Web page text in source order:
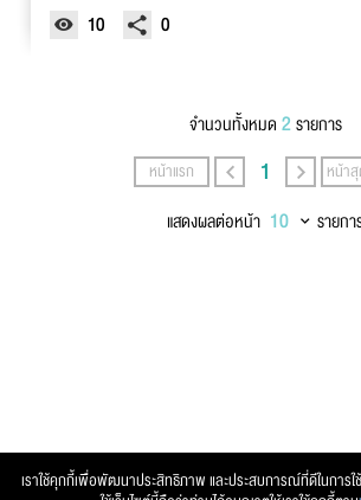
เราใช้คุกกี้เพื่อพัฒนาประสิทธิภาพ และประสบการณ์ที่ดีในการใช้
10
0
จำนวนทั้งหมด 2รายการ
หน้าแรก 1 หน้า
แสดงผลต่อหน้า รายกา